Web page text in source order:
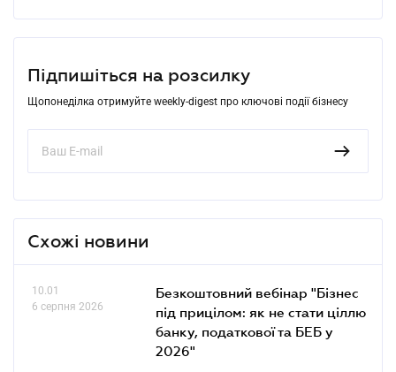
Підпишіться на розсилку
Щопонеділка отримуйте weekly-digest про ключові події бізнесу
Схожі новини
10.01
6 серпня 2026
Безкоштовний вебінар "Бізнес
під прицілом: як не стати ціллю
банку, податкової та БЕБ у
2026"